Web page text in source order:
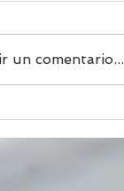
un comentario...